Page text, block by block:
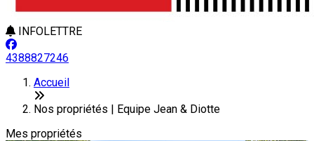
INFOLETTRE
4388827246
+
−
Accueil
Nos propriétés | Equipe Jean & Diotte
Mes propriétés